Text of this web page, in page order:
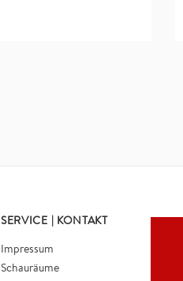
SERVICE | KONTAKT
Impressum
Schauräume